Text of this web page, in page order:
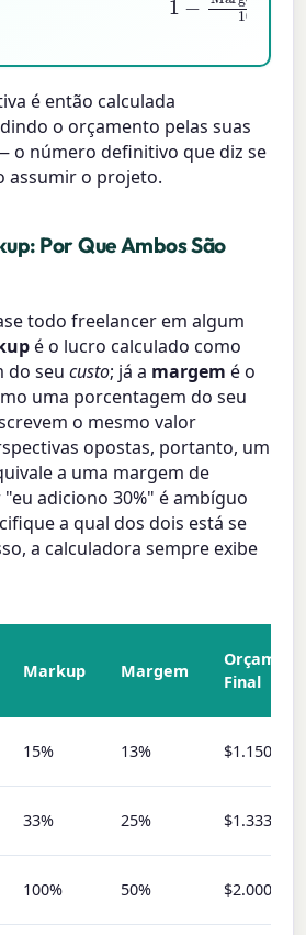
é então calculada
o orçamento pelas suas
o número definitivo que diz se
assumir o projeto.
Por Que Ambos São
todo freelancer em algum
é o lucro calculado como
do seucusto; já a margem é o
uma porcentagem do seu
o mesmo valor
opostas, portanto, um
a uma margem de
"eu adiciono 30%" é ambíguo
a qual dos dois está se
a calculadora sempre exibe
Markup Margem
Final
15% 13% $1.150
33% 25% $1.333
100% 50% $2.000